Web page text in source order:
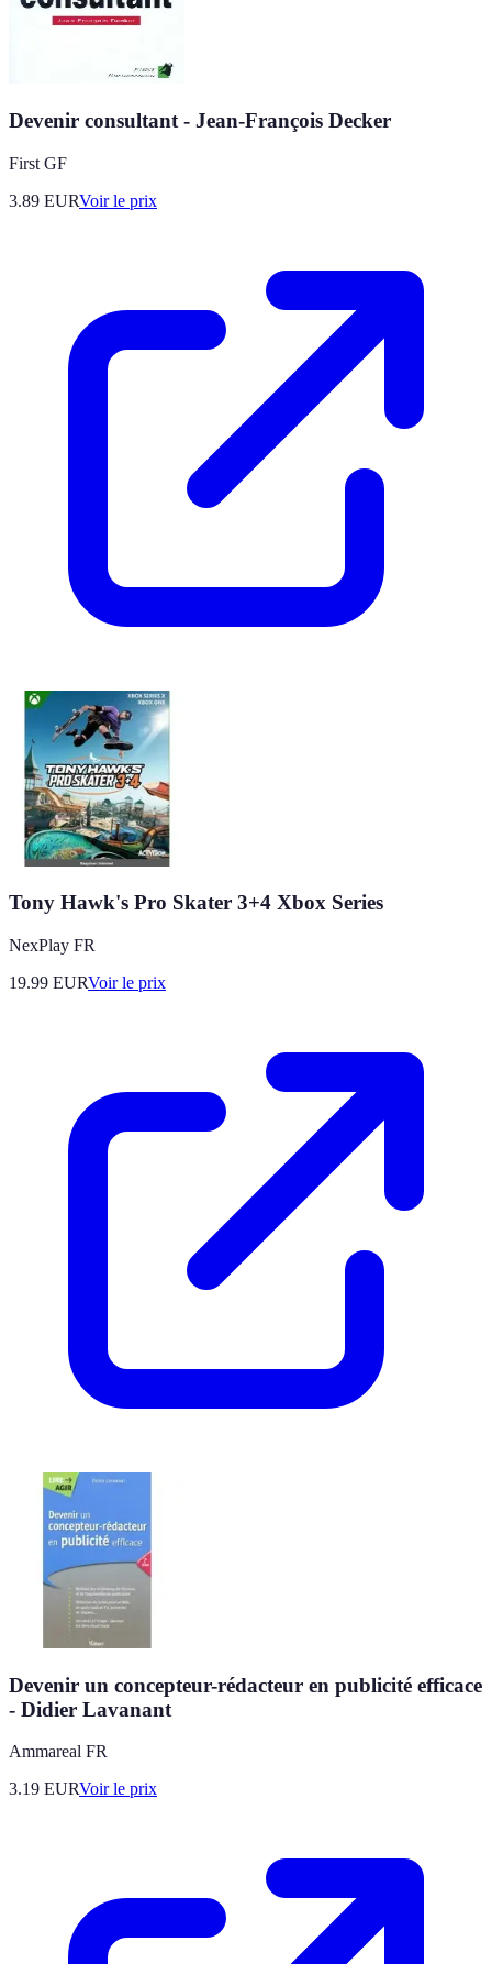
Devenir consultant - Jean-François Decker
First GF
3.89 EURVoir le prix
Tony Hawk's Pro Skater 3+4 Xbox Series
NexPlay FR
19.99 EURVoir le prix
Devenir un concepteur-rédacteur en publicité efficace
- Didier Lavanant
Ammareal FR
3.19 EURVoir le prix